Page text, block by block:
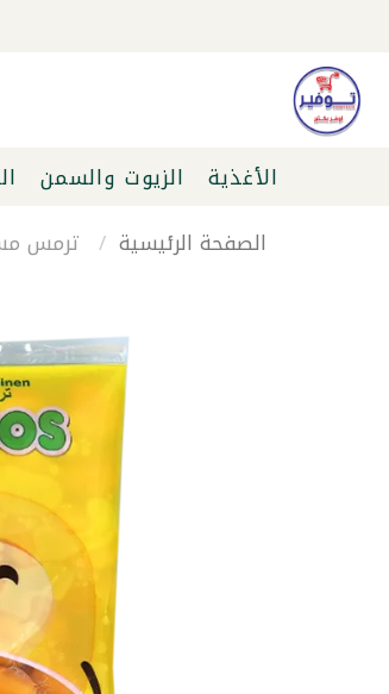
الأغذية الزيوت والسمن
الصفحة الرئيسية
ترمس